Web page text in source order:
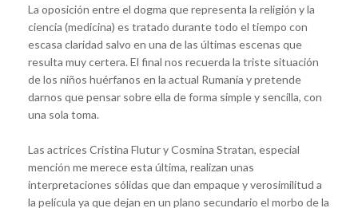
La oposición entre el dogma que representa la religión y la
ciencia (medicina) es tratado durante todo el tiempo con
escasa claridad salvo en una de las últimas escenas que
resulta muy certera. El final nos recuerda la triste situación
de los niños huérfanos en la actual Rumanía y pretende
darnos que pensar sobre ella de forma simple y sencilla, con
una sola toma.
Las actrices Cristina Flutur y Cosmina Stratan, especial
mención me merece esta última, realizan unas
interpretaciones sólidas que dan empaque y verosimilitud a
la película ya que dejan en un plano secundario el morbo de la